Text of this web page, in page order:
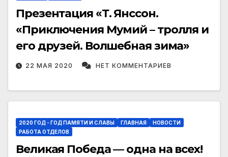
Презентация «Т. Янссон.
«Приключения Мумий – тролля и
его друзей. Волшебная зима»
22 МАЯ 2020 НЕТ КОММЕНТАРИЕВ
2020 ГОД - ГОД ПАМЯТИ И СЛАВЫ ГЛАВНАЯ
НОВОСТИ
РАБОТА ОТДЕЛОВ
Великая Победа — одна на всех!